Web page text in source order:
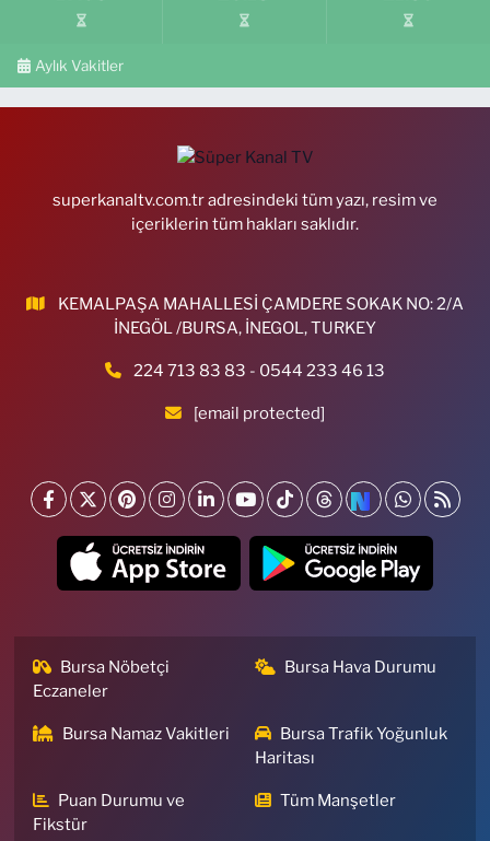
Aylık Vakitler
superkanaltv.com.tr adresindeki tüm yazı, resim ve
içeriklerin tüm hakları saklıdır.
KEMALPAŞA MAHALLESİ ÇAMDERE SOKAK NO: 2/A
İNEGÖL /BURSA, İNEGOL, TURKEY
224 713 83 83 - 0544 233 46 13
[email protected]
Bursa Nöbetçi
Eczaneler
Bursa Hava Durumu
Bursa Namaz Vakitleri
Bursa Trafik Yoğunluk
Haritası
Puan Durumu ve
Fikstür
Tüm Manşetler